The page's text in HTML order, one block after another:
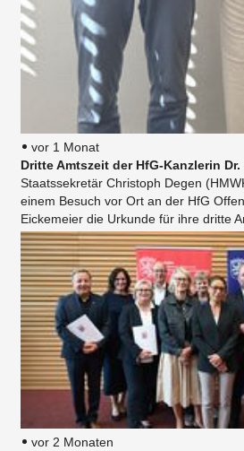
vor 1 Monat
Dritte Amtszeit der HfG-Kanzlerin
Staatssekretär Christoph Degen
einem Besuch vor Ort an der HfG
Eickemeier die Urkunde für ihre dritte
vor 2 Monaten